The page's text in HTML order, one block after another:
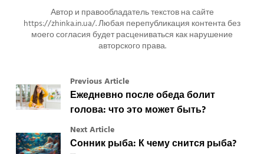
Автор и правообладатель текстов на сайте
https://zhinka.in.ua/. Любая перепубликация контента без
моего согласия будет расцениваться как нарушение
авторского права.
Previous Article
Ежедневно после обеда болит
голова: что это может быть?
Next Article
Сонник рыба: К чему снится рыба?